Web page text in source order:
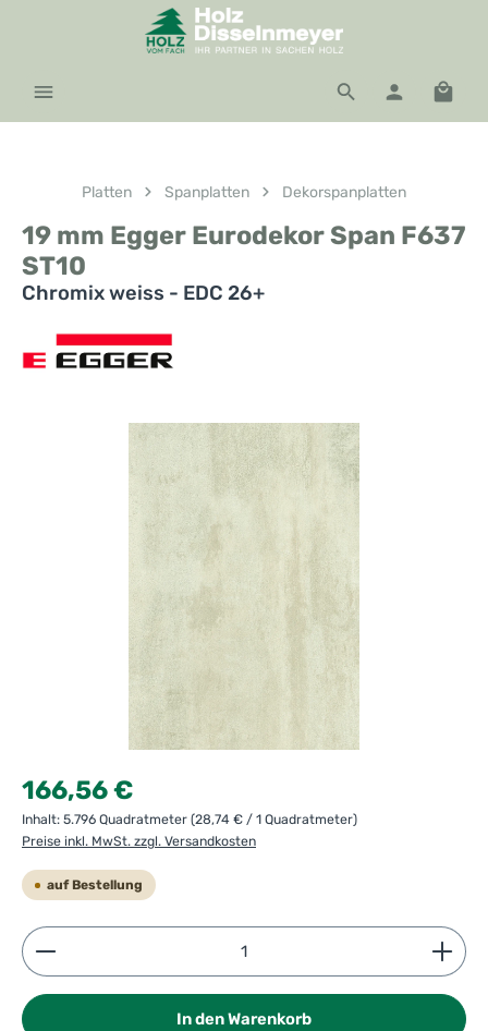
Zum Hauptinhalt springen
Platten Spanplatten Dekorspanplatten
19 mm Egger Eurodekor Span F637
ST10
Chromix weiss - EDC 26+
Bildergalerie überspringen
Regulärer Preis:
166,56 €
Inhalt: 5.796 Quadratmeter (28,74 € / 1 Quadratmeter)
Preise inkl. MwSt. zzgl. Versandkosten
auf Bestellung
Produkt Anzahl: Gib den gewünschten Wert ein
In den Warenkorb